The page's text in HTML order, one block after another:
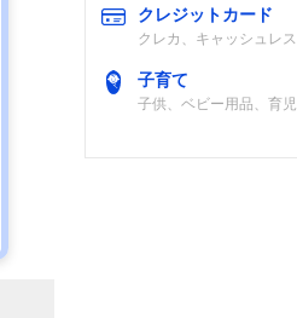
本、AC電源
クレジットカード
クレカ、キャッシュレス
子育て
子供、ベビー用品、育児